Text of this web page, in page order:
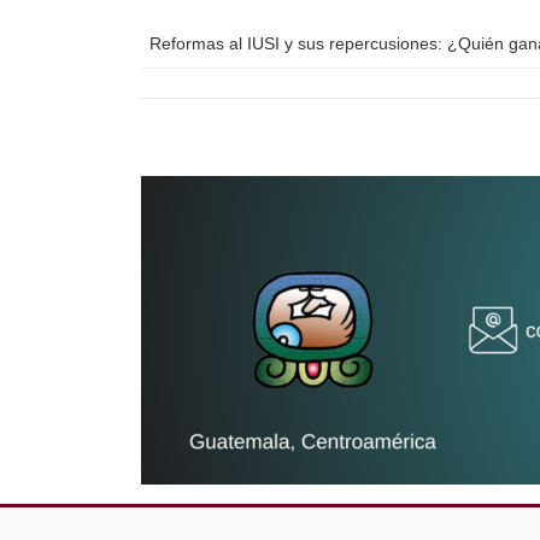
Reformas al IUSI y sus repercusiones: ¿Quién